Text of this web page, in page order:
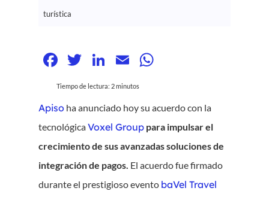
turística
Facebook
Twitter
LinkedIn
Email
Tiempo de lectura: 2minutos
Apiso ha anunciado hoy su acuerdo con la
tecnológicaVoxel Group para impulsar el
crecimiento de sus avanzadas soluciones de
integración de pagos. El acuerdo fue firmado
durante el prestigioso evento baVel Travel